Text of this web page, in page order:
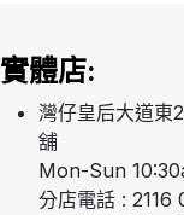
實體店:
灣仔皇后大道東
舖
Mon-Sun
分店電話 : 2116